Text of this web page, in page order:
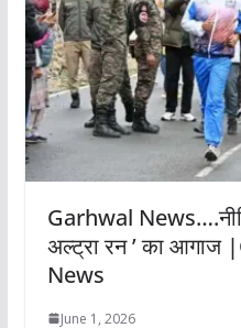
Garhwal
अल्ट्रा रन ’ का आगाज
News
June 1, 2026